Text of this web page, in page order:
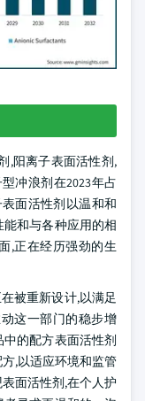
,阳离子表面活性剂,
冲浪剂在2023年占
面活性剂以温和和
和与各种应用的相
,正在经历强劲的生
被重新设计,以满足
这一部门的稳步增
的配方表面活性剂
,以适应环境和监管
面活性剂,在个人护